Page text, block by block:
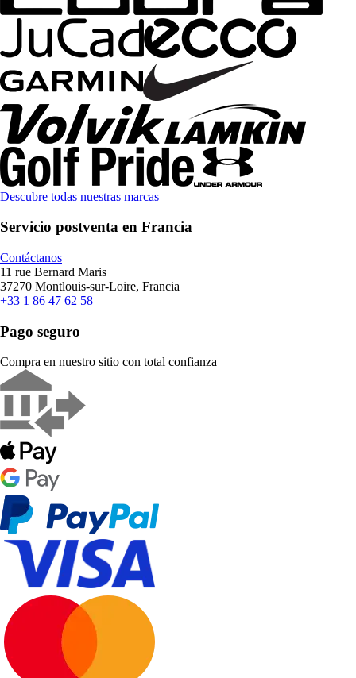
Descubre todas nuestras marcas
Servicio postventa en Francia
Contáctanos
11 rue Bernard Maris
37270 Montlouis-sur-Loire, Francia
+33 1 86 47 62 58
Pago seguro
Compra en nuestro sitio con total confianza